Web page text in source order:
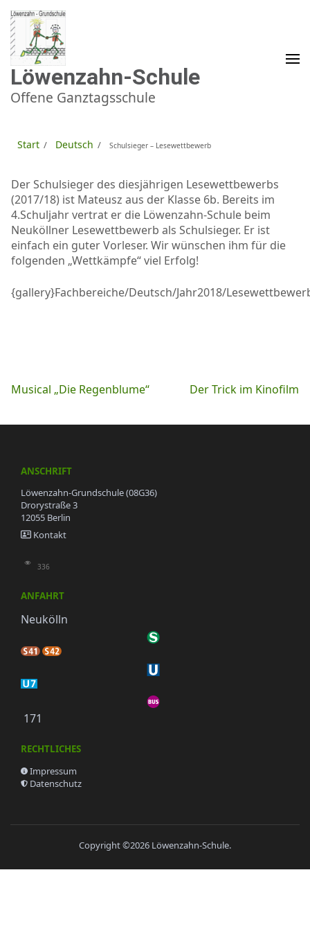
Zum
Inhalt
springen
(Enter
drücken)
Löwenzahn-Schule
Offene Ganztagsschule
Start / Deutsch / Schulsieger – Lesewettbewerb
Der Schulsieger des diesjährigen Lesewettbewerbs
(2017/18) ist Mateusz aus der Klasse 6b. Bereits im
4.Schuljahr vertrat er die Löwenzahn-Schule beim
Neuköllner Lesewettbewerb als Schulsieger. Er ist
einfach ein guter Vorleser. Wir wünschen ihm für die
folgenden „Wettkämpfe“ viel Erfolg!
{gallery}Fachbereiche/Deutsch/Jahr2018/
Beitragsnavigation
Musical „Die Regenblume“ Der Trick im Kinofilm
ANSCHRIFT
Löwenzahn-Grundschule (08G36)
Drorystraße 3
12055 Berlin
Kontakt
336
ANFAHRT
Neukölln
171
RECHTLICHES
Impressum
Datenschutz
Copyright ©2026 Löwenzahn-Schule.